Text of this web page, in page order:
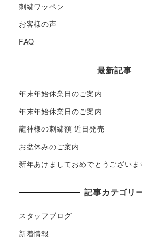
刺繍ワッペン
お客様の声
FAQ
最新記事
年末年始休業日のご案内
年末年始休業日のご案内
龍神様の刺繍額 近日発売
お盆休みのご案内
新年あけましておめでとうございま
記事カテゴリ
スタッフブログ
新着情報